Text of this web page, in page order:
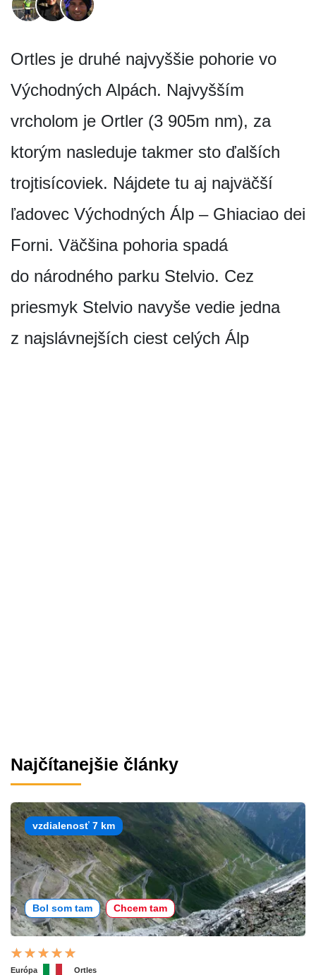
Ortles je druhé najvyššie pohorie vo
Východných Alpách. Najvyšším
vrcholom je Ortler (3 905m nm), za
ktorým nasleduje takmer sto ďalších
trojtisícoviek. Nájdete tu aj najväčší
ľadovec Východných Álp – Ghiaciao dei
Forni. Väčšina pohoria spadá
do národného parku Stelvio. Cez
priesmyk Stelvio navyše vedie jedna
z najslávnejších ciest celých Álp
Najčítanejšie články
vzdialenosť 7 km
Bol som tam Chcem tam
Európa Ortles